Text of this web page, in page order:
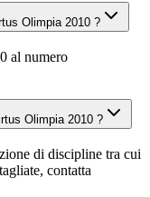
Olimpia 2010 ?
al numero
Olimpia 2010 ?
di discipline tra cui
contatta